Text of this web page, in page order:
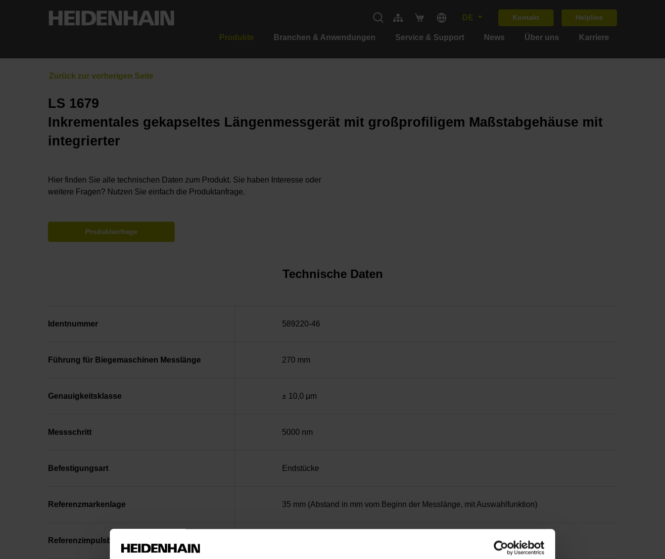
DE Kontakt Helpline
Produkte Branchen & Anwendungen Service & Support News Über uns Karriere
LS 1679
Inkrementales gekapseltes Längenmessgerät mit großprofiligem Maßstabgehäuse mit
integrierter
Hier finden Sie alle technischen Daten zum Produkt. Sie haben Interesse oder
weitere Fragen? Nutzen Sie einfach die Produktanfrage.
Produktanfrage
Technische Daten
Identnummer 589220-46
Führung für Biegemaschinen Messlänge 270 mm
Genauigkeitsklasse ± 10,0 µm
Messschritt 5000 nm
Befestigungsart Endstücke
Referenzmarkenlage 35 mm (Abstand in mm vom Beginn der Messlänge, mit Auswahlfunktion)
Referenzimpulsbreite